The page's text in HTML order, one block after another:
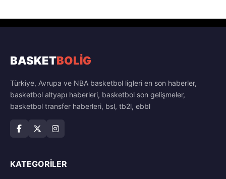
BASKETBOLİG
Türkiye, Avrupa ve NBA basketbol ligleri en son haberler,
basketbol altyapı haberleri, basketbol son gelişmeler,
basketbol transfer haberleri, bsl, tb2l, ebbl
KATEGORILER